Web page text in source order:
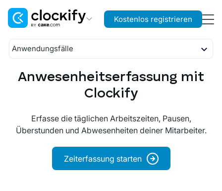
Clockify
Zeit- und Kostenerfassung
Plaky
Projekt- und Aufgabenmanagement
Teamkommunikation and Zusammenarbeit
Kostenlos registrieren
Anwendungsfälle
Zeiterfassung
Budgetierung
Gehaltsabrechnung
Anwesenheitserfassung mit
Clockify
Erfasse die täglichen Arbeitszeiten, Pausen,
Überstunden und Abwesenheiten deiner Mitarbeiter.
Zeiterfassung starten